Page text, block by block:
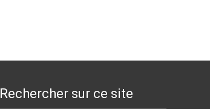
Rechercher sur ce site